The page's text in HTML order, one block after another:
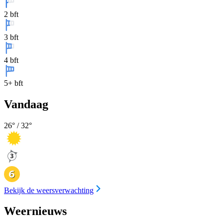
2 bft
3 bft
4 bft
5+ bft
Vandaag
26° /32°
Bekijk de weersverwachting
Weernieuws